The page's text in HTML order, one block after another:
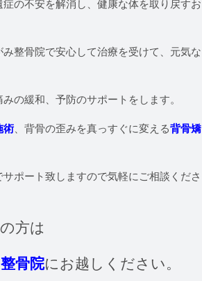
の不安を解消し、健康な体を取り戻すお
整骨院で安心して治療を受けて、元気な
の緩和、予防のサポートをします。
術、背骨の歪みを真っすぐに変える背骨矯
ポート致しますので気軽にご相談くださ
方は
骨院にお越しください。